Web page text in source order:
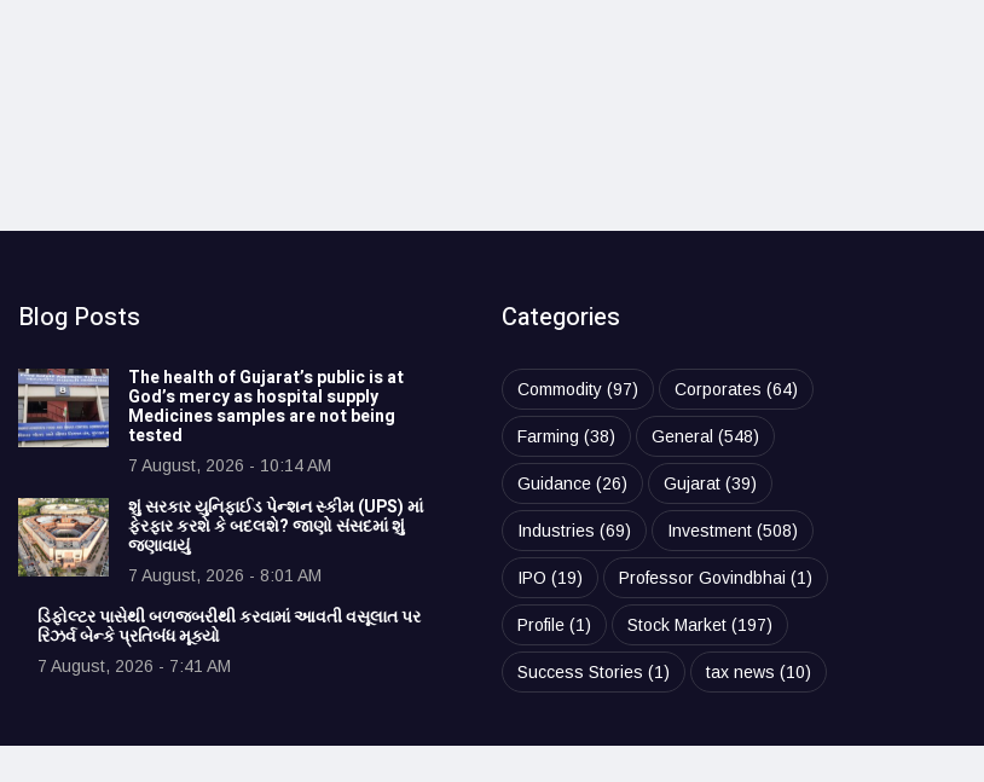
Blog Posts
The health of Gujarat’s public is at
God’s mercy as hospital supply
Medicines samples are not being
tested
7 August, 2026 - 10:14 AM
શું સરકાર યુનિફાઈડ પેન્શન સ્કીમ (UPS) માં
ફેરફાર કરશે કે બદલશે? જાણો સંસદમાં શું
જણાવાયું
7 August, 2026 - 8:01 AM
ડિફોલ્ટર પાસેથી બળજબરીથી કરવામાં આવતી વસૂલાત પર
રિઝર્વ બેન્કે પ્રતિબંધ મૂક્યો
7 August, 2026 - 7:41 AM
Categories
Commodity(97) Corporates (64)
Farming (38) General (548)
Guidance(26) Gujarat(39)
Industries (69) Investment(508)
IPO (19) Professor Govindbhai (1)
Profile(1) Stock Market(197)
Success Stories (1) tax news (10)